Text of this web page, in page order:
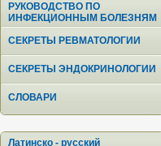
РУКОВОДСТВО ПО
ИНФЕКЦИОННЫМ БОЛЕЗНЯМ
СЕКРЕТЫ РЕВМАТОЛОГИИ
СЕКРЕТЫ ЭНДОКРИНОЛОГИИ
СЛОВАРИ
Латинско - русский